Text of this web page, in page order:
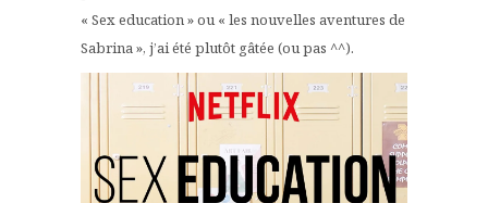
« Sex education » ou « les nouvelles aventures de
Sabrina », j’ai été plutôt gâtée (ou pas ^^).